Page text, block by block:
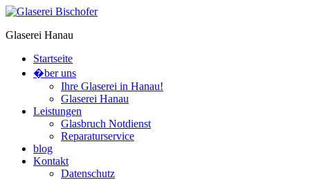
Glaserei Hanau
Startseite
�ber uns
Ihre Glaserei in Hanau!
Glaserei Hanau
Leistungen
Glasbruch Notdienst
Reparaturservice
blog
Kontakt
Datenschutz